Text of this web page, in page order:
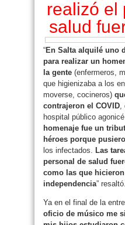
realizó el
salud
“En Salta alquilé uno
para realizar un
la gente (enfermeros,
que higienizaba a los
moverse, cocineros)
contrajeron el COVID
hospital público
homenaje fue un
héroes porque
los infectados. Las
personal de salud
como las que
independencia” resaltó.
Ya en el final de la
oficio de músico me